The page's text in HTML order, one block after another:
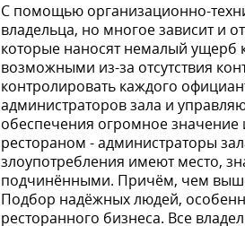
С помощью организационно-
владельца, но многое зависит и
которые наносят немалый ущерб
возможными из-за отсутствия
контролировать каждого
администрато­ров зала и
обеспечения огромное
рестораном - администраторы
злоупотребле­ния имеют место,
подчинёнными. Причём, чем
Подбор надёжных людей,
ресторанного бизнеса. Все